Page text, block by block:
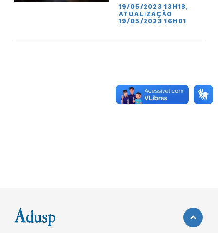
19/05/2023 13H18,
ATUALIZAÇÃO
19/05/2023 16H01